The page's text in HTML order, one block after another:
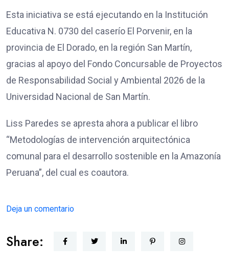
Esta iniciativa se está ejecutando en la Institución
Educativa N. 0730 del caserío El Porvenir, en la
provincia de El Dorado, en la región San Martín,
gracias al apoyo del Fondo Concursable de Proyectos
de Responsabilidad Social y Ambiental 2026 de la
Universidad Nacional de San Martín.
Liss Paredes se apresta ahora a publicar el libro
“Metodologías de intervención arquitectónica
comunal para el desarrollo sostenible en la Amazonía
Peruana”, del cual es coautora.
Deja un comentario
Share: